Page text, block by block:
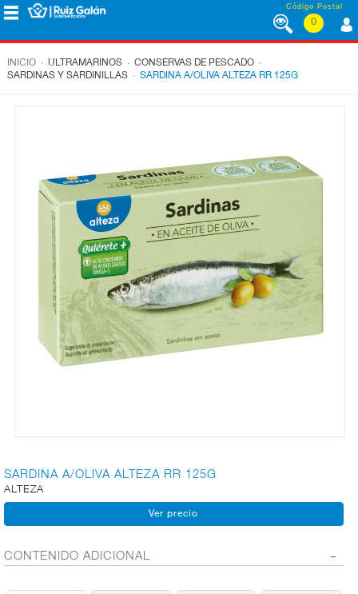
Saltar al contenido Código Postal
0
CORPORATIVO
DESAYUNO
QUESOS
CORTE
INICIO . ULTRAMARINOS . CONSERVAS DE PESCADO .
SARDINAS Y SARDINILLAS . SARDINA A/OLIVA ALTEZA RR 125G
SARDINA A/OLIVA ALTEZA RR 125G
ALTEZA
CONTENIDO ADICIONAL